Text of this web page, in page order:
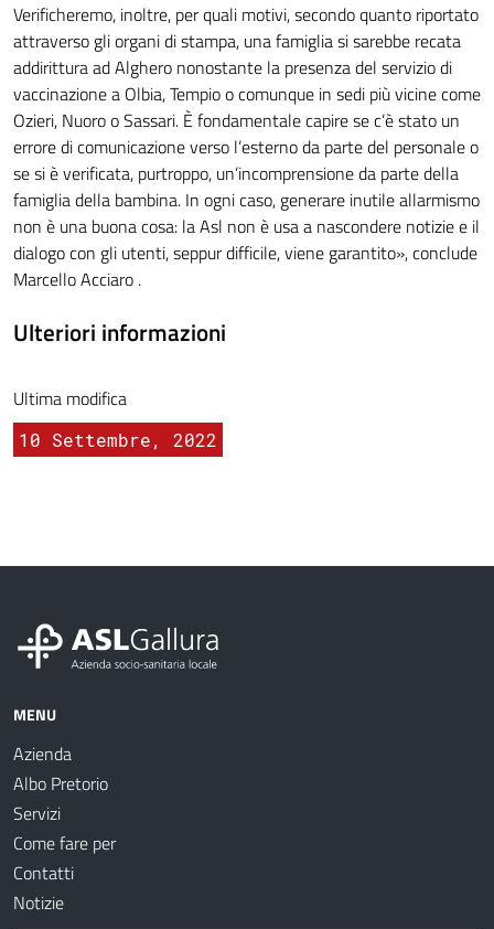
Verificheremo, inoltre, per quali motivi, secondo quanto riportato
attraverso gli organi di stampa, una famiglia si sarebbe recata
addirittura ad Alghero nonostante la presenza del servizio di
vaccinazione a Olbia, Tempio o comunque in sedi più vicine come
Ozieri, Nuoro o Sassari. È fondamentale capire se c’è stato un
errore di comunicazione verso l’esterno da parte del personale o
se si è verificata, purtroppo, un’incomprensione da parte della
famiglia della bambina. In ogni caso, generare inutile allarmismo
non è una buona cosa: la Asl non è usa a nascondere notizie e il
dialogo con gli utenti, seppur difficile, viene garantito», conclude
Marcello Acciaro .
Ulteriori informazioni
Ultima modifica
10 Settembre, 2022
MENU
Azienda
Albo Pretorio
Servizi
Come fare per
Contatti
Notizie